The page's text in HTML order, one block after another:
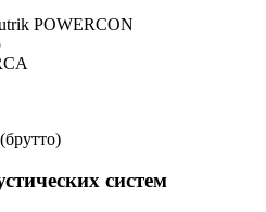
POWERCON
систем